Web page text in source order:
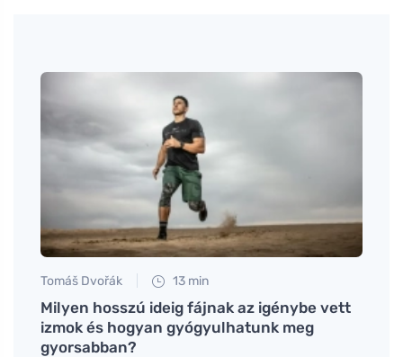
Tomáš Dvořák 13 min
Milyen hosszú ideig fájnak az igénybe vett
izmok és hogyan gyógyulhatunk meg
gyorsabban?